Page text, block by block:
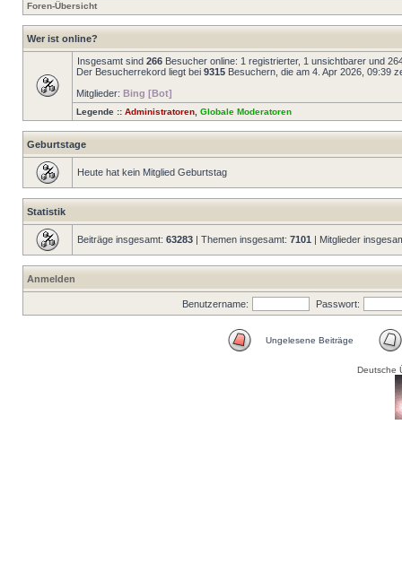
Foren-Übersicht
Wer ist online?
Insgesamt sind 266 Besucher online: 1 registrierter, 1 unsichtbarer und
Der Besucherrekord liegt bei 9315 Besuchern, die am 4. Apr 2026, 09:39
Mitglieder: Bing [Bot]
Legende :: Administratoren Globale Moderatoren
Geburtstage
Heute hat kein Mitglied Geburtstag
Statistik
Beiträge insgesamt: 63283 | Themen insgesamt: 7101 | Mitglieder
Anmelden
Benutzername: Passwort:
Ungelesene Beiträge
Deutsche